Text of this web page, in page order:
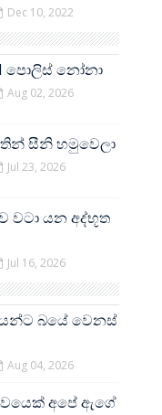
Dec 10, 2022
පොලිස් නෝනා
Aug 02, 2026
සීනි හමුවෙලා
Jul 23, 2026
වටා යන අද්භූත
Jul 16, 2026
බයේ වෙනස්
Aug 04, 2026
අපේ ඇගේ